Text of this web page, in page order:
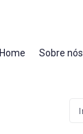
Home Sobre nós